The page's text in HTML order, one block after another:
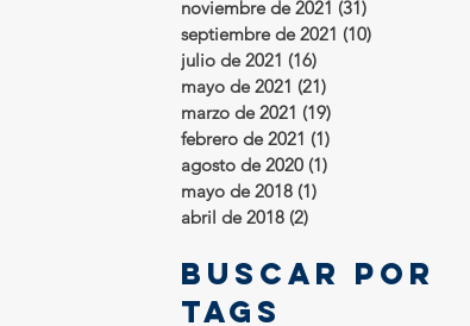
noviembre de 2021 (31)
septiembre de 2021 (10)
julio de 2021 (16)
mayo de 2021 (21)
marzo de 2021 (19)
febrero de 2021 (1)
agosto de 2020 (1)
mayo de 2018 (1)
abril de 2018 (2)
Buscar por
tags